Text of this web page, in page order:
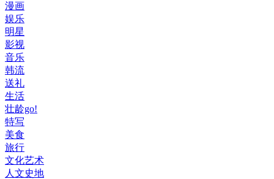
漫画
娱乐
明星
影视
音乐
韩流
送礼
生活
壮龄go!
特写
美食
旅行
文化艺术
人文史地